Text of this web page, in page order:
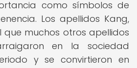
como símbolos de
Los apellidos Kang,
que muchos otros apellidos
en la sociedad
y se convirtieron en